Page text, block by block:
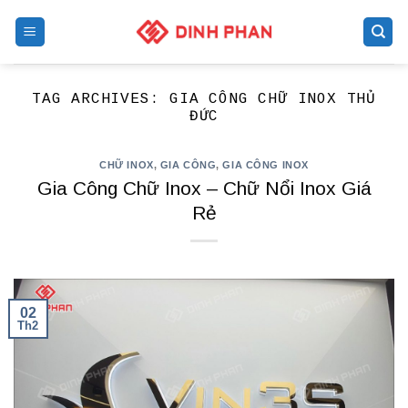
TAG ARCHIVES:GIA CÔNG CHỮ INOX THỦ
ĐỨC
CHỮ INOX, GIA CÔNG,GIA CÔNG INOX
Gia Công Chữ Inox – Chữ Nổi Inox Giá
Rẻ
02
Th2